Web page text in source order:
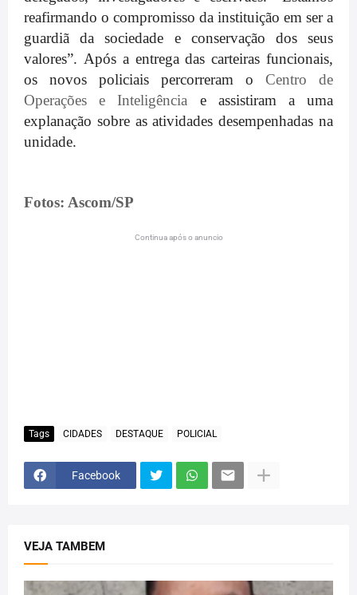
reafirmando o compromisso da instituição em ser a
guardiã da sociedade e conservação dos seus
valores”. Após a entrega das carteiras funcionais,
os novos policiais percorreram o Centro de
Operações e Inteligência e assistiram a uma
explanação sobre as atividades desempenhadas na
unidade.
Fotos: Ascom/SP
Continua após o anuncio
Tags CIDADES DESTAQUE POLICIAL
Facebook
VEJA TAMBEM